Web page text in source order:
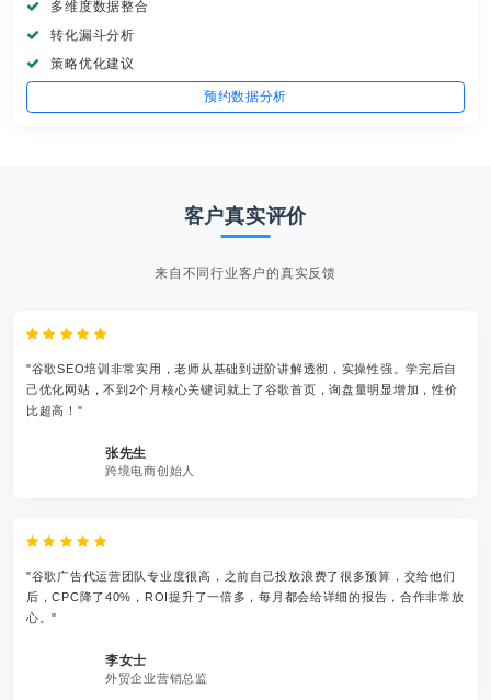
多维度数据整合
转化漏斗分析
策略优化建议
预约数据分析
客户真实评价
来自不同行业客户的真实反馈
"谷歌SEO培训非常实用，老师从基础到进阶讲解透彻，实操性强。学完后自
己优化网站，不到2个月核心关键词就上了谷歌首页，询盘量明显增加，性价
比超高！"
张先生
跨境电商创始人
"谷歌广告代运营团队专业度很高，之前自己投放浪费了很多预算，交给他们
后，CPC降了40%，ROI提升了一倍多，每月都会给详细的报告，合作非常放
心。"
李女士
外贸企业营销总监